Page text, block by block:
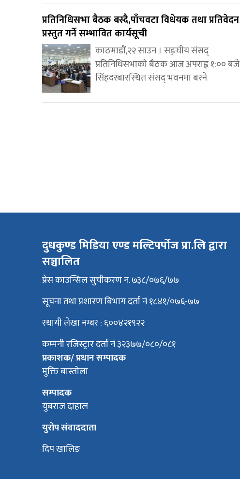
प्रतिनिधिसभा बैठक बस्दै,पाँचवटा विधेयक तथा प्रतिवेदन
प्रस्तुत गर्ने सम्भावित कार्यसूची
काठमाडौं,२२ साउन । सङ्घीय संसद्
प्रतिनिधिसभाको बैठक आज अपराह्न १:०० बजे
सिंहदरबारस्थित संसद् भवनमा बस्ने
दुधकुण्ड मिडिया एण्ड मल्टिपर्पोज प्रा.लि द्वारा
सञ्चालित
प्रेस काउन्सिल सुचीकरण न. ७३८/०७६/७७
सूचना तथा प्रशारण बिभाग दर्ता नं १८४१/०७६-७७
स्थायी लेखा नम्बर : ६००४२१९२२
कम्पनी रजिस्ट्रार दर्ता नं ३२३७७/०८०/०८१
प्रकाशक/ प्रधान सम्पादक
मुक्ति बास्तोला
सम्पादक
युबराज दाहाल
युरोप संवाददाता
दिप खालिङ